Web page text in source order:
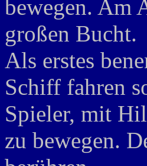
bewegen. Am
großen Bucht.
Als erstes
Schiff fahren
Spieler, mit
zu bewegen.